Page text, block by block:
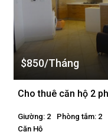
$850/Tháng
Giường: 2 Phòng tắm: 2
Căn Hộ